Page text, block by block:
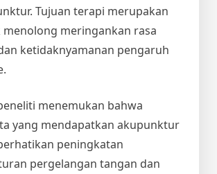
Tujuan terapi merupakan
meringankan rasa
ketidaknyamanan pengaruh
menemukan bahwa
yang mendapatkan akupunktur
peningkatan
pergelangan tangan dan